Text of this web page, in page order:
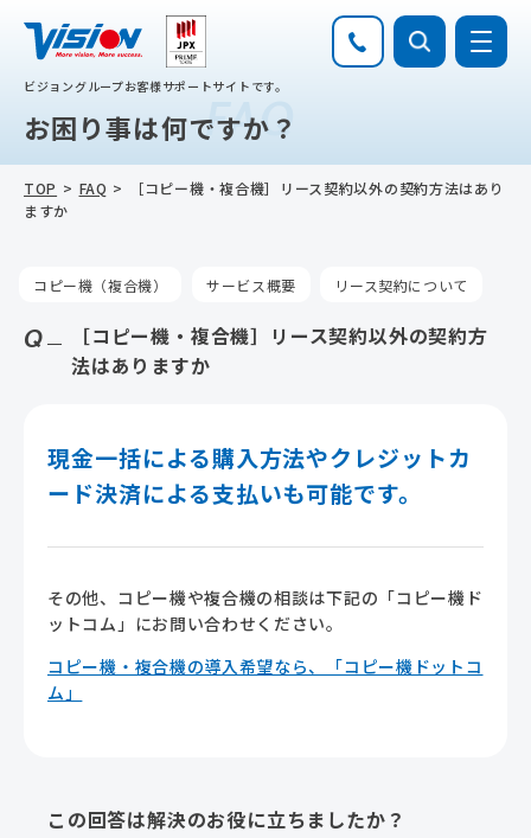
ビジョングループお客様サポートサイトです。
FAQ
お困り事は何ですか？
TOP FAQ
［コピー機・複合機］リース契約以外の契約方法はあり
ますか
コピー機（複合機） サービス概要 リース契約について
［コピー機・複合機］リース契約以外の契約方
法はありますか
現金一括による購入方法やクレジットカ
ード決済による支払いも可能です。
その他、コピー機や複合機の相談は下記の「コピー機ド
ットコム」にお問い合わせください。
コピー機・複合機の導入希望なら、「コピー機ドットコ
ム」
この回答は解決のお役に立ちましたか？